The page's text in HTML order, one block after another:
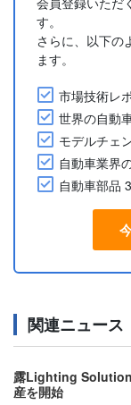
す。
さらに、以下の
ます。
市場技術レ
世界の自動
モデルチェ
自動車業界
自動車部品
関連ニュース
露Lighting
産を開始